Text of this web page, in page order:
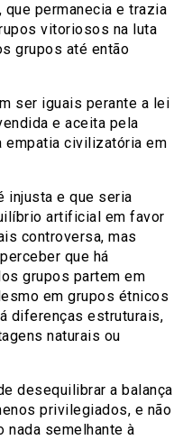
permanecia e trazia
vitoriosos na luta
grupos até então
ser iguais perante a lei
e aceita pela
empatia civilizatória em
injusta e que seria
artificial em favor
controversa, mas
que há
grupos partem em
em grupos étnicos
diferenças estruturais,
naturais ou
desequilibrar a balança
privilegiados, e não
nada semelhante à